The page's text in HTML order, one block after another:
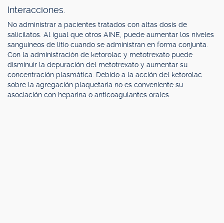
Interacciones.
No administrar a pacientes tratados con altas dosis de
salicilatos. Al igual que otros AINE, puede aumentar los niveles
sanguíneos de litio cuando se administran en forma conjunta.
Con la administración de ketorolac y metotrexato puede
disminuir la depuración del metotrexato y aumentar su
concentración plasmática. Debido a la acción del ketorolac
sobre la agregación plaquetaria no es conveniente su
asociación con heparina o anticoagulantes orales.